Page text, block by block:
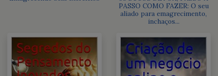
PASSO COMO FAZER: O seu
aliado para emagrecimento,
inchaços...